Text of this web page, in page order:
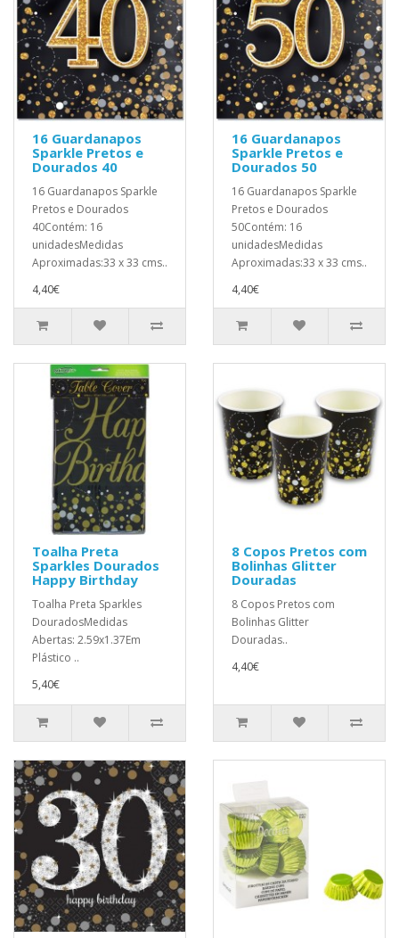
16 Guardanapos
Sparkle Pretos e
Dourados 40
16 Guardanapos Sparkle
Pretos e Dourados
40Contém: 16
unidadesMedidas
Aproximadas:33 x 33 cms..
4,40€
16 Guardanapos
Sparkle Pretos e
Dourados 50
16 Guardanapos Sparkle
Pretos e Dourados
50Contém: 16
unidadesMedidas
Aproximadas:33 x 33 cms..
4,40€
Toalha Preta
Sparkles Dourados
Happy Birthday
Toalha Preta Sparkles
DouradosMedidas
Abertas: 2.59x1.37Em
Plástico ..
5,40€
8 Copos Pretos com
Bolinhas Glitter
Douradas
8 Copos Pretos com
Bolinhas Glitter
Douradas..
4,40€